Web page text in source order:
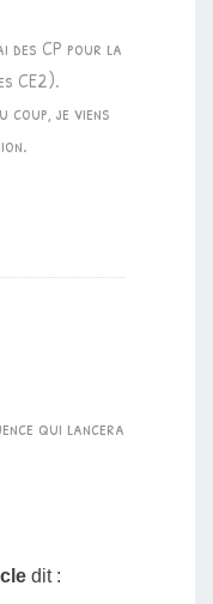
des CP pour la
CE2).
coup, je viens
qui lancera
dit :